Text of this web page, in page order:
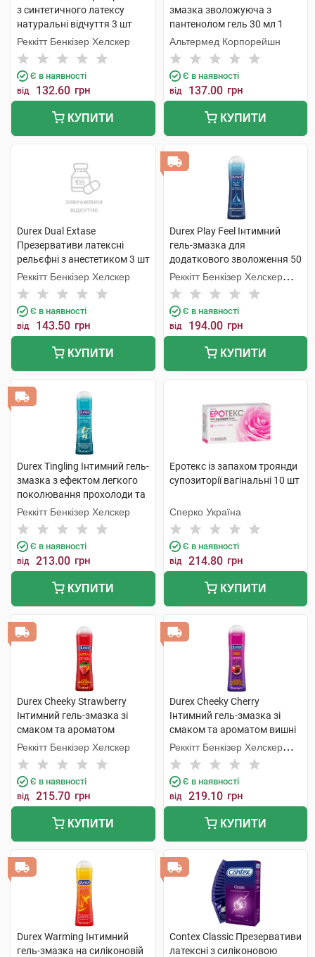
з синтетичного латексу
натуральні відчуття 3 шт
Реккітт Бенкізер Хелскер
Є в наявності
від 132.60 грн
КУПИТИ
змазка зволожуюча з
пантенолом гель 30 мл 1
туба
Альтермед Корпорейшн
Є в наявності
від 137.00 грн
КУПИТИ
Durex Dual Extase
Презервативи латексні
рельєфні з анестетиком 3 шт
Реккітт Бенкізер Хелскер
Є в наявності
від 143.50 грн
КУПИТИ
Durex Play Feel Інтимний
гель-змазка для
додаткового зволоження 50
мл 1 флакон
Реккітт Бенкізер Хелскер
Мануфектурінг
Є в наявності
від 194.00 грн
КУПИТИ
Durex Tingling Інтимний гель-
змазка з ефектом легкого
поколювання прохолоди та
зігрівання 50 мл 1 туба
Реккітт Бенкізер Хелскер
Є в наявності
від 213.00 грн
КУПИТИ
Еротекс із запахом троянди
супозиторії вагінальні 10 шт
Сперко Україна
Є в наявності
від 214.80 грн
КУПИТИ
Durex Cheeky Strawberry
Інтимний гель-змазка зі
смаком та ароматом
полуниці 50 мл 1 флакон
Реккітт Бенкізер Хелскер
Є в наявності
від 215.70 грн
КУПИТИ
Durex Cheeky Cherry
Інтимний гель-змазка зі
смаком та ароматом вишні
50 мл 1 флакон
Реккітт Бенкізер Хелскер
Мануфектурінг
Є в наявності
від 219.10 грн
КУПИТИ
Durex Warming Інтимний
гель-змазка на силіконовій
Contex Classic Презервативи
латексні з силіконовою